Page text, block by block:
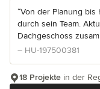
“Von der Planung
durch sein Team.
Dachgeschoss
– HU-197500381
18 Projekte in der